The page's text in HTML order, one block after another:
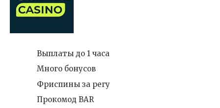
Выплаты до 1 часа
Много бонусов
Фриспины за регу
Прокомод BAR